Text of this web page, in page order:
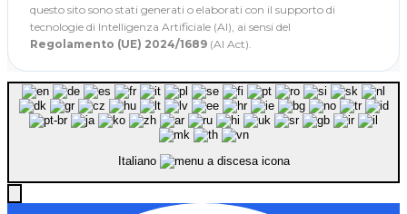
questo sito sono stati generati o elaborati con il supporto di
tecnologie di Intelligenza Artificiale (AI), ai sensi del
Regolamento (UE) 2024/1689 (AI Act).
Italiano